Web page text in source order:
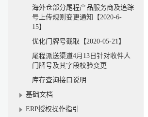
海外仓部分尾程产品服务商及追踪
号上传规则变更通知【2020-6-
15】
优化门牌号截取【2020-05-21】
尾程派送渠道4月13日针对收件人
门牌号及其字段校验变更
库存查询接口说明
基础文档
ERP授权操作指引